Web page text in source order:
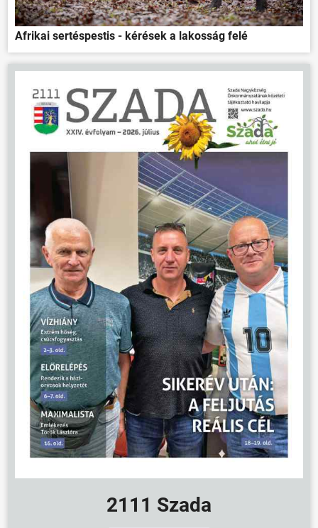
ÖNKORMÁNYZAT
ÜGYINTÉZÉS
KÖZÖSSÉG
HÍREK
VÁLASZTÁSOK
Afrikai sertéspestis - kérések a lakosság felé
2111 Szada